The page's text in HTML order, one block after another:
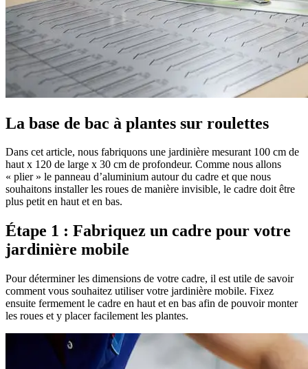
La base de bac à plantes sur roulettes
Dans cet article, nous fabriquons une jardinière mesurant 100 cm de
haut x 120 de large x 30 cm de profondeur. Comme nous allons
« plier » le panneau d’aluminium autour du cadre et que nous
souhaitons installer les roues de manière invisible, le cadre doit être
plus petit en haut et en bas.
Étape 1 : Fabriquez un cadre pour votre
jardinière mobile
Pour déterminer les dimensions de votre cadre, il est utile de savoir
comment vous souhaitez utiliser votre jardinière mobile. Fixez
ensuite fermement le cadre en haut et en bas afin de pouvoir monter
les roues et y placer facilement les plantes.